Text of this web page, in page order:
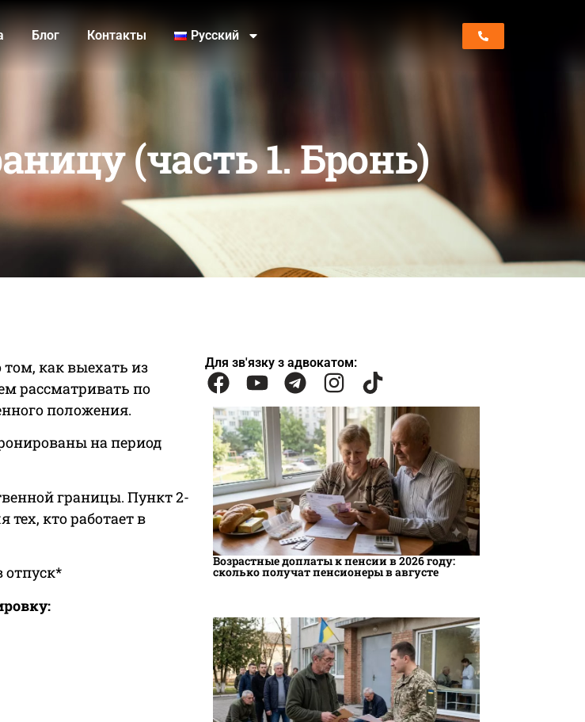
Блог Контакты Русский
(часть 1. Бронь)
как выехать из
рассматривать по
положения.
на период
границы. Пункт 2-
тех, кто работает в
Для зв'язку з адвокатом:
Возрастные доплаты к пенсии в 2026 году:
сколько получат пенсионеры в августе